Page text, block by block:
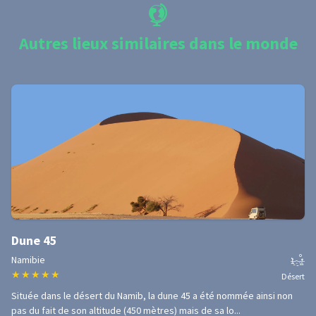
Autres lieux similaires dans le monde
Dune 45
Namibie
★ ★ ★ ★ ★ Désert
Située dans le désert du Namib, la dune 45 a été nommée ainsi non
pas du fait de son altitude (450 mètres) mais de sa lo...